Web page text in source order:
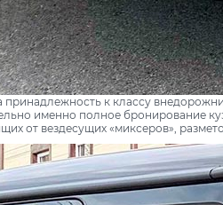
принадлежность к классу
именно полное бронирование
от вездесущих «миксеров»,